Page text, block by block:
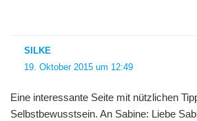
SILKE
19. Oktober 2015 um 12:49
Eine interessante Seite mit nützlichen
Selbstbewusstsein. An Sabine: Liebe